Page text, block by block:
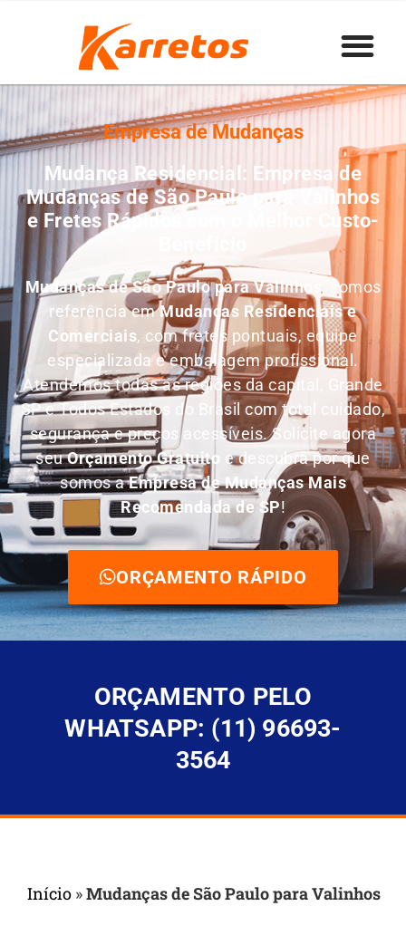
Empresa de Mudanças
Mudança Residencial: Empresa de
Mudanças de São Paulo para Valinhos
e Fretes Rápidos com o Melhor Custo-
Mudanças de São Paulo para Valinhos , somos
referência emMudanças Residenciais e
Comerciais, com fretes pontuais, equipe
especializada e embalagem profissional.
Atendemos todas as regiões da capital, Grande
SP e Todos Estados do Brasil com total cuidado,
segurança e preços acessíveis. Solicite agora
seuOrçamento Gratuito
e descubra por que
somos aEmpresa de Mudanças Mais
Recomendada de SP!
ORÇAMENTO RÁPIDO
ORÇAMENTO PELO
WHATSAPP: (11) 96693-
3564
Início »Mudanças de São Paulo para Valinhos